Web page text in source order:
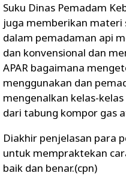
Suku Dinas Pemadam
juga memberikan
dalam pemadaman api
dan konvensional dan
APAR bagaimana
menggunakan dan
mengenalkan kelas-
dari tabung kompor gas
Diakhir penjelasan para
untuk mempraktekan
baik dan benar.(cpn)